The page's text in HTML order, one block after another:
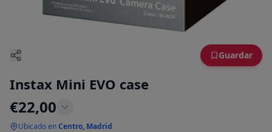
Guardar
Instax Mini EVO case
€22,00
Ubicado enCentro, Madrid